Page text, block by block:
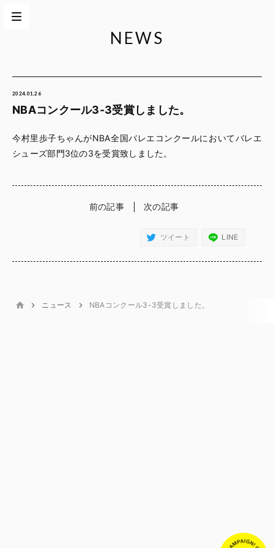
NEWS
2024.01.26
NBAコンクール3-3受賞しました。
今村里歩子ちゃんがNBA全国バレエコンクールにおいてバレエ
シューズ部門3位の3を受賞致しました。
前の記事 次の記事
ツイート LINE
ニュース NBAコンクール3-3受賞しました。